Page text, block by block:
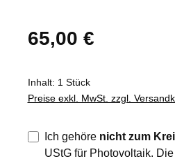
Regulärer Preis:
65,00 €
Inhalt: 1 Stück
Preise exkl. MwSt. zzgl.
Ich gehöre nicht zum
UStG für Photovoltaik.